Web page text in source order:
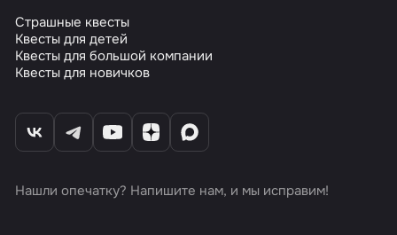
Страшные квесты
Квесты для детей
Квесты для большой компании
Квесты для новичков
Нашли опечатку? Напишите нам, и мы исправим!